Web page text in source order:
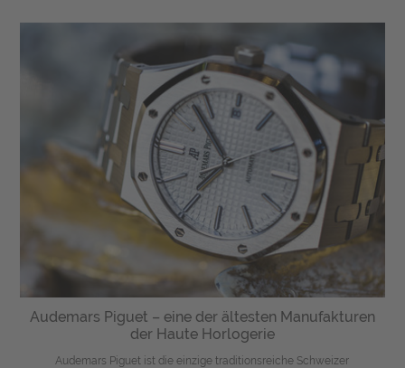
Audemars Piguet – eine der ältesten Manufakturen
der Haute Horlogerie
Audemars Piguet ist die einzige traditionsreiche Schweizer